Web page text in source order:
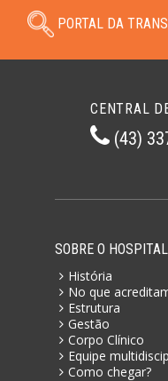
PORTAL DA
CENTRAL
(43)
SOBRE O HOSPITAL
História
No que
Estrutura
Gestão
Corpo Clínico
Equipe
Como chegar?